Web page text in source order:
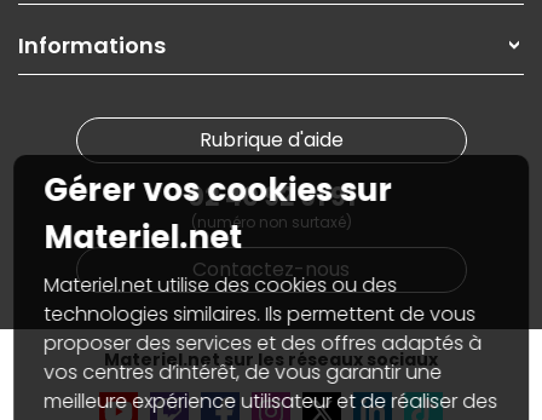
Garanties,Pack Zen
SAV, demander un retour
Informations
On rachète votre carte graphique
PC sur mesure : Votre RDV personnalisé
Materiel.net recrute
Notre programme d'affiliation
Partenariat & Sponsoring
Informations
Nos marques
Conditions générales de vente
Marketplace
Informations légales
Données personnellesetcookies
Gérer vos cookies
Accessibilité : non conforme
Rubrique d'aide
02 40 92 91 91
(numéro non surtaxé)
Contactez-nous
Materiel.net sur les réseaux sociaux
Gérer vos cookies sur
Materiel.net
Materiel.net utilise des cookies ou des
technologies similaires. Ils permettent de vous
proposer des services et des offres adaptés à
vos centres d’intérêt, de vous garantir une
meilleure expérience utilisateur et de réaliser des